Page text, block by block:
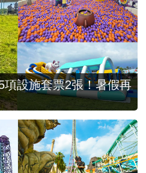
設施套票2張！暑假再